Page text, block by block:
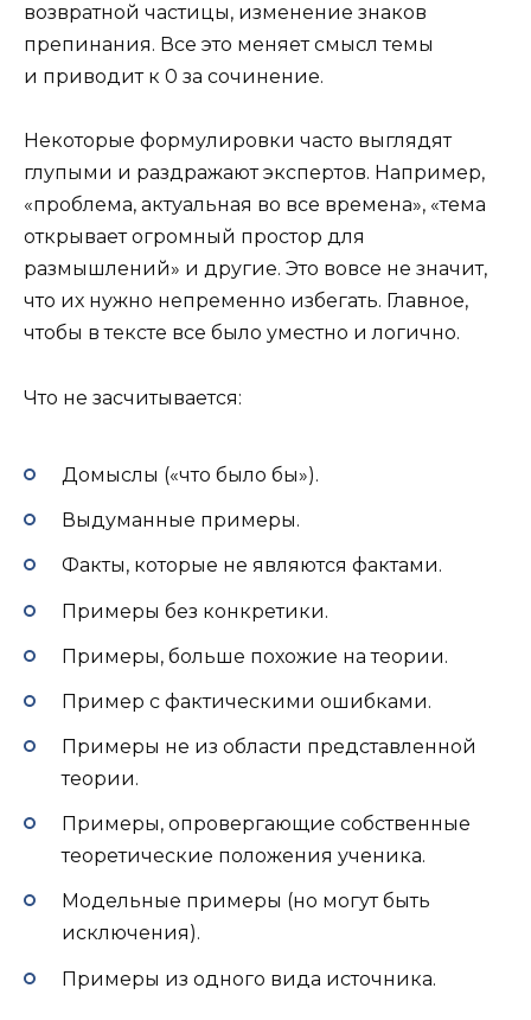
возвратной частицы, изменение знаков
препинания. Все это меняет смысл темы
и приводит к 0 за сочинение.
Некоторые формулировки часто выглядят
глупыми и раздражают экспертов. Например,
«проблема, актуальная во все времена», «тема
открывает огромный простор для
размышлений» и другие. Это вовсе не значит,
что их нужно непременно избегать. Главное,
чтобы в тексте все было уместно и логично.
Что не засчитывается:
Домыслы («что было бы»).
Выдуманные примеры.
Факты, которые не являются фактами.
Примеры без конкретики.
Примеры, больше похожие на теории.
Пример с фактическими ошибками.
Примеры не из области представленной
теории.
Примеры, опровергающие собственные
теоретические положения ученика.
Модельные примеры (но могут быть
исключения).
Примеры из одного вида источника.